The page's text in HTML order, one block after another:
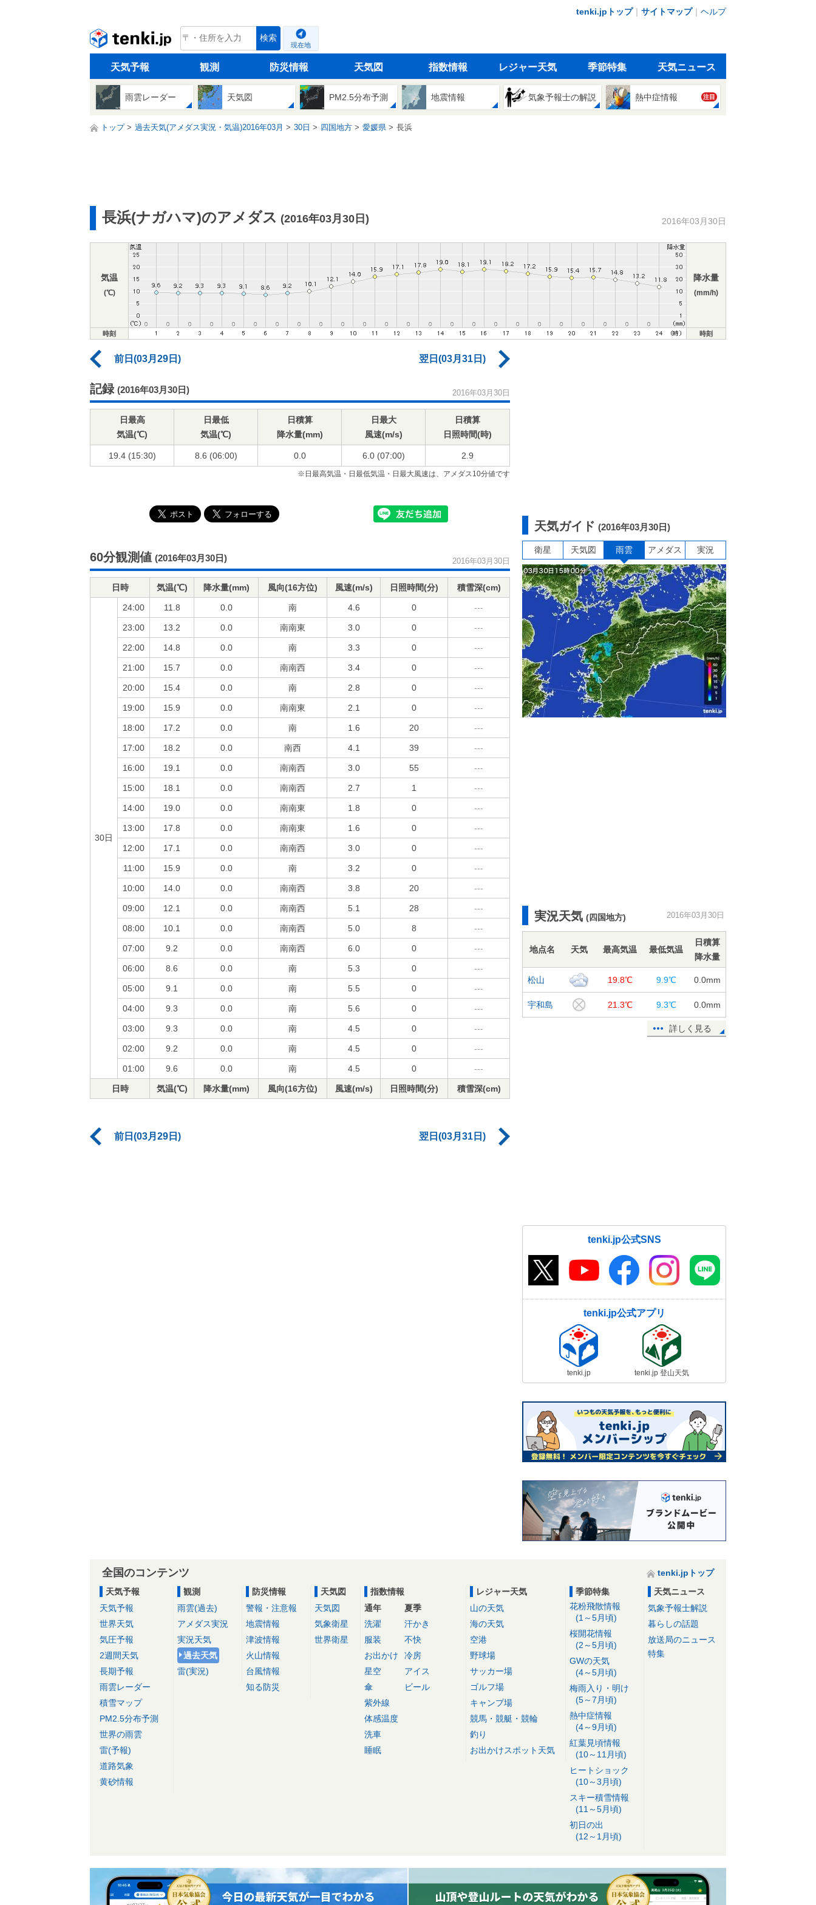
tenki.jpトップ｜ サイトマップ｜ ヘルプ
tenki.jp 検索
現在地
天気予報 観測 防災情報 天気図 指数情報 レジャー天気 季節特集 天気ニュース
雨雲レーダー 天気図 PM2.5分布予測 地震情報 気象予報士の解説 熱中症情報 注目
トップ 過去天気(アメダス実況・気温)2016年03月 30日 四国地方 愛媛県 長浜
長浜(ナガハマ)のアメダス (2016年03月30日) 2016年03月30日
気温
(℃)
降水量
(mm/h)
時刻 時刻
前日(03月29日) 翌日(03月31日)
記録 (2016年03月30日) 2016年03月30日
日最高
気温(℃)
日最低
気温(℃)
日積算
降水量(mm)
日最大
風速(m/s)
日積算
日照時間(時)
19.4 (15:30) 8.6 (06:00) 0.0 6.0 (07:00) 2.9
※日最高気温・日最低気温・日最大風速は、アメダス10分値です
60分観測値 (2016年03月30日) 2016年03月30日
日時 気温(℃) 降水量(mm) 風向(16方位) 風速(m/s) 日照時間(分) 積雪深(cm)
30日
24:00 11.8 0.0 南 4.6 0 ---
23:00 13.2 0.0 南南東 3.0 0 ---
22:00 14.8 0.0 南 3.3 0 ---
21:00 15.7 0.0 南南西 3.4 0 ---
20:00 15.4 0.0 南 2.8 0 ---
19:00 15.9 0.0 南南東 2.1 0 ---
18:00 17.2 0.0 南 1.6 20 ---
17:00 18.2 0.0 南西 4.1 39 ---
16:00 19.1 0.0 南南西 3.0 55 ---
15:00 18.1 0.0 南南西 2.7 1 ---
14:00 19.0 0.0 南南東 1.8 0 ---
13:00 17.8 0.0 南南東 1.6 0 ---
12:00 17.1 0.0 南南西 3.0 0 ---
11:00 15.9 0.0 南 3.2 0 ---
10:00 14.0 0.0 南南西 3.8 20 ---
09:00 12.1 0.0 南南西 5.1 28 ---
08:00 10.1 0.0 南南西 5.0 8 ---
07:00 9.2 0.0 南南西 6.0 0 ---
06:00 8.6 0.0 南 5.3 0 ---
05:00 9.1 0.0 南 5.5 0 ---
04:00 9.3 0.0 南 5.6 0 ---
03:00 9.3 0.0 南 4.5 0 ---
02:00 9.2 0.0 南 4.5 0 ---
01:00 9.6 0.0 南 4.5 0 ---
日時 気温(℃) 降水量(mm) 風向(16方位) 風速(m/s) 日照時間(分) 積雪深(cm)
前日(03月29日) 翌日(03月31日)
天気ガイド (2016年03月30日)
衛星 天気図 雨雲 アメダス 実況
実況天気 (四国地方) 2016年03月30日
地点名 天気 最高気温 最低気温
日積算
降水量
松山 19.8℃ 9.9℃ 0.0mm
宇和島 21.3℃ 9.3℃ 0.0mm
詳しく見る
tenki.jp公式SNS
tenki.jp公式アプリ
tenki.jp tenki.jp 登山天気
全国のコンテンツ
tenki.jpトップ
天気予報
天気予報
世界天気
気圧予報
2週間天気
長期予報
雨雲レーダー
積雪マップ
PM2.5分布予測
世界の雨雲
雷(予報)
道路気象
黄砂情報
観測
雨雲(過去)
アメダス実況
実況天気
過去天気
雷(実況)
防災情報
警報・注意報
地震情報
津波情報
火山情報
台風情報
知る防災
天気図
天気図
気象衛星
世界衛星
指数情報
通年
洗濯
服装
お出かけ
星空
傘
紫外線
体感温度
洗車
睡眠
夏季
汗かき
不快
冷房
アイス
ビール
レジャー天気
山の天気
海の天気
空港
野球場
サッカー場
ゴルフ場
キャンプ場
競馬・競艇・競輪
釣り
お出かけスポット天気
季節特集
花粉飛散情報
(1～5月頃)
桜開花情報
(2～5月頃)
GWの天気
(4～5月頃)
梅雨入り・明け
(5～7月頃)
熱中症情報
(4～9月頃)
紅葉見頃情報
(10～11月頃)
ヒートショック
(10～3月頃)
スキー積雪情報
(11～5月頃)
初日の出
(12～1月頃)
天気ニュース
気象予報士解説
暮らしの話題
放送局のニュース
特集